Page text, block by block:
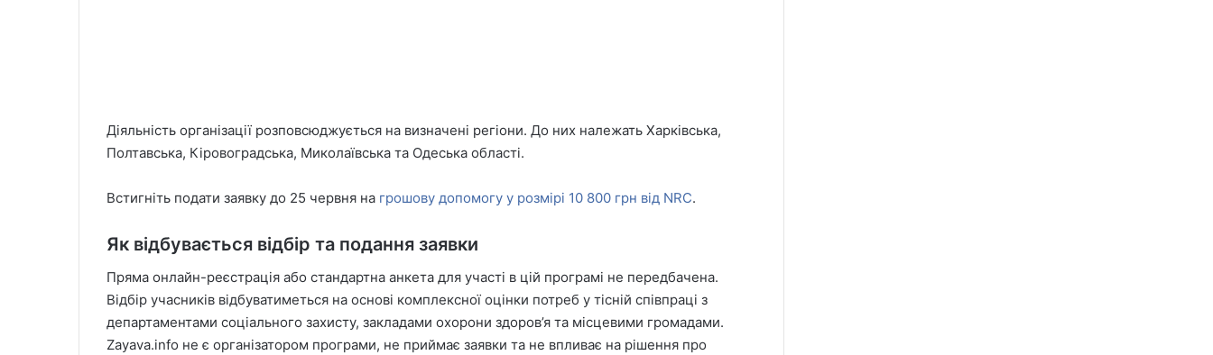
Діяльність організації розповсюджується на визначені регіони. До них належать Харківська,
Полтавська, Кіровоградська, Миколаївська та Одеська області.
Встигніть подати заявку до 25 червня на грошову допомогу у розмірі 10 800 грн від NRC.
Як відбувається відбір та подання заявки
Пряма онлайн-реєстрація або стандартна анкета для участі в цій програмі не передбачена.
Відбір учасників відбуватиметься на основі комплексної оцінки потреб у тісній співпраці з
департаментами соціального захисту, закладами охорони здоров’я та місцевими громадами.
Zayava.info не є організатором програми, не приймає заявки та не впливає на рішення про